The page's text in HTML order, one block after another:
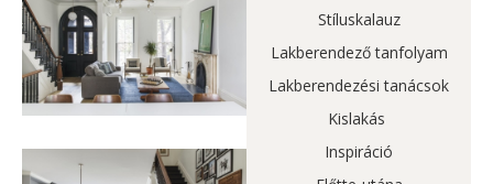
Stíluskalauz
Lakberendező tanfolyam
Lakberendezési tanácsok
Kislakás
Inspiráció